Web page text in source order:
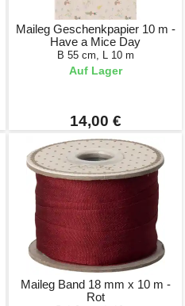
Maileg Geschenkpapier 10 m -
Have a Mice Day
B 55 cm, L 10 m
Auf Lager
14,00 €
Maileg Band 18 mm x 10 m -
Rot